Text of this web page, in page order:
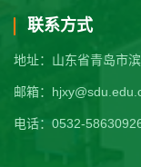
联系方式
地址：山东省青岛市
邮箱：
电话：0532-